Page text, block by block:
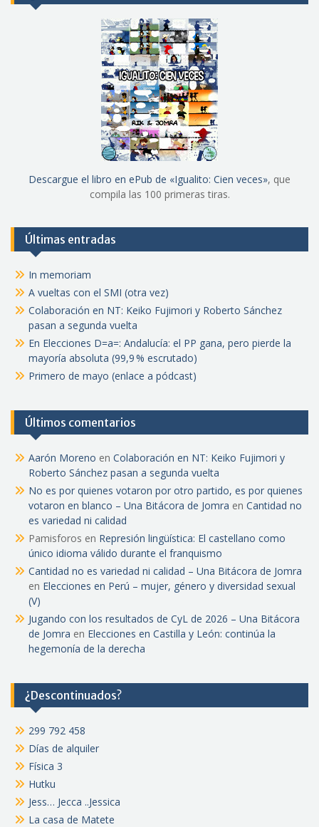
Descargue el libro en ePub de «Igualito: Cien veces», que
compila las 100 primeras tiras.
Últimas entradas
In memoriam
A vueltas con el SMI (otra vez)
Colaboración en NT: Keiko Fujimori y Roberto Sánchez
pasan a segunda vuelta
En Elecciones D=a=: Andalucía: el PP gana, pero pierde la
mayoría absoluta (99,9 % escrutado)
Primero de mayo (enlace a pódcast)
Últimos comentarios
Aarón Moreno en Colaboración en NT: Keiko Fujimori y
Roberto Sánchez pasan a segunda vuelta
No es por quienes votaron por otro partido, es por quienes
votaron en blanco – Una Bitácora de Jomra en Cantidad no
es variedad ni calidad
Pamisforos en Represión lingüística: El castellano como
único idioma válido durante el franquismo
Cantidad no es variedad ni calidad – Una Bitácora de Jomra
en Elecciones en Perú – mujer, género y diversidad sexual
(V)
Jugando con los resultados de CyL de 2026 – Una Bitácora
de Jomra en Elecciones en Castilla y León: continúa la
hegemonía de la derecha
¿Descontinuados?
299 792 458
Días de alquiler
Física 3
Hutku
Jess… Jecca ..Jessica
La casa de Matete